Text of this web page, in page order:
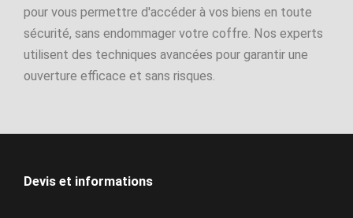
pour vous permettre d'accéder à vos biens en toute
sécurité, sans endommager votre coffre. Nos experts
utilisent des techniques avancées pour garantir une
ouverture efficace et sans risques.
Devis et informations